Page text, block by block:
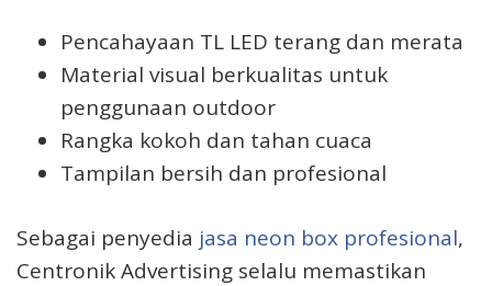
Pencahayaan TL LED terang dan merata
Material visual berkualitas untuk
penggunaan outdoor
Rangka kokoh dan tahan cuaca
Tampilan bersih dan profesional
Sebagai penyedia jasa neon box profesional,
Centronik Advertising selalu memastikan